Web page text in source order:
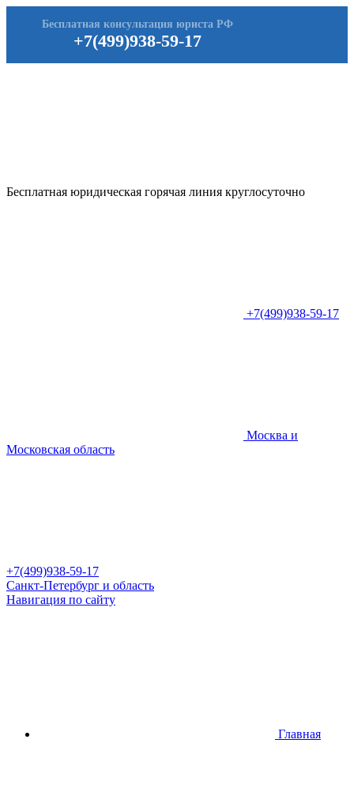
+7(499)938-59-17
Бесплатная консультация юриста РФ
Бесплатная юридическая горячая линия круглосуточно
+7(499)938-59-17
Москва и
Московская область
+7(499)938-59-17
Санкт-Петербург и область
Навигация по сайту
Главная